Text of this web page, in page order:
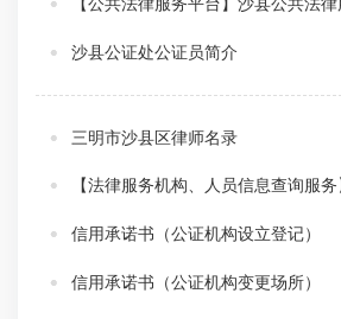
沙县公证处公证员简介
三明市沙县区律师名录
信用承诺书（公证机构设立登记）
信用承诺书（公证机构变更场所）